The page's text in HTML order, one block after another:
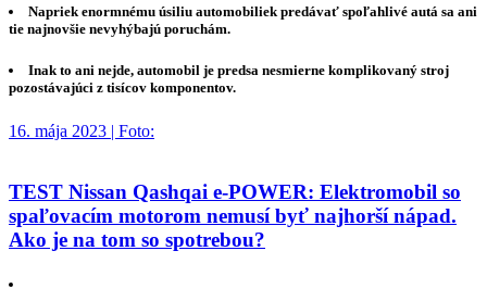
Napriek enormnému úsiliu automobiliek predávať spoľahlivé autá sa ani
tie najnovšie nevyhýbajú poruchám.
Inak to ani nejde, automobil je predsa nesmierne komplikovaný stroj
pozostávajúci z tisícov komponentov.
16. mája 2023 | Foto:
TEST Nissan Qashqai e-POWER: Elektromobil so
spaľovacím motorom nemusí byť najhorší nápad.
Ako je na tom so spotrebou?